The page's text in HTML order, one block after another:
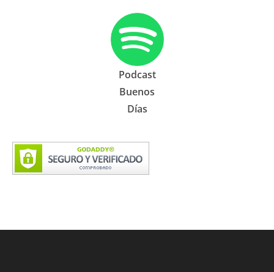
Podcast
Buenos
Días